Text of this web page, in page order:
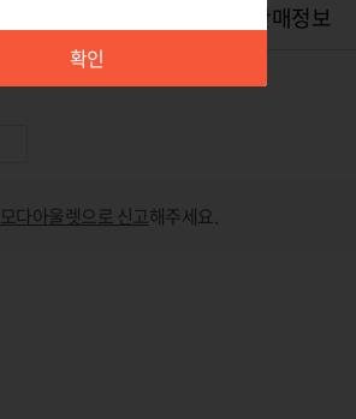
위탁판매정보
모다아울렛으로 신고해주세요.
확인